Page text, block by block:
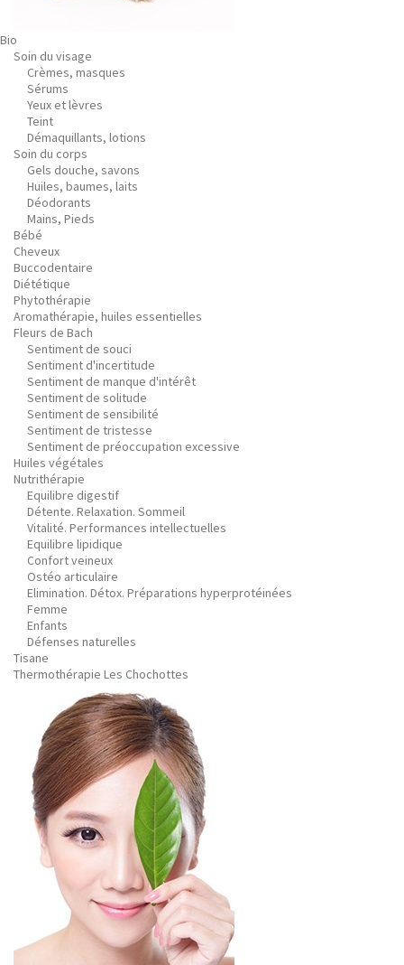
Bio
Soin du visage
Crèmes, masques
Sérums
Yeux et lèvres
Teint
Démaquillants, lotions
Soin du corps
Gels douche, savons
Huiles, baumes, laits
Déodorants
Mains, Pieds
Bébé
Cheveux
Buccodentaire
Diététique
Phytothérapie
Aromathérapie, huiles essentielles
Fleurs de Bach
Sentiment de souci
Sentiment d'incertitude
Sentiment de manque d'intérêt
Sentiment de solitude
Sentiment de sensibilité
Sentiment de tristesse
Sentiment de préoccupation excessive
Huiles végétales
Nutrithérapie
Equilibre digestif
Détente. Relaxation. Sommeil
Vitalité. Performances intellectuelles
Equilibre lipidique
Confort veineux
Ostéo articulaire
Elimination. Détox. Préparations hyperprotéinées
Femme
Enfants
Défenses naturelles
Tisane
Thermothérapie Les Chochottes